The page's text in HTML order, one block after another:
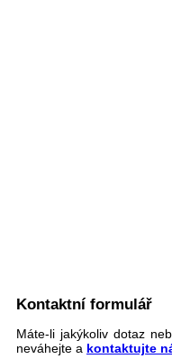
Kontaktní formulář
Máte-li jakýkoliv dotaz
neváhejte a kontaktujte